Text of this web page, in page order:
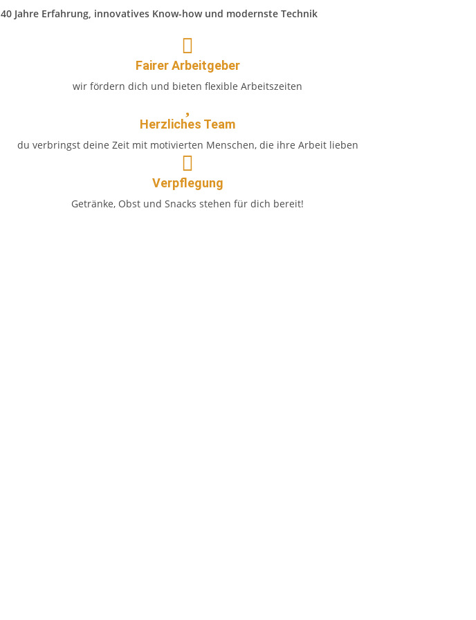
40 Jahre Erfahrung, innovatives Know-how und modernste Technik
Fairer Arbeitgeber
wir fördern dich und bieten flexible Arbeitszeiten
Herzliches Team
du verbringst deine Zeit mit motivierten Menschen, die ihre Arbeit lieben
Verpflegung
Getränke, Obst und Snacks stehen für dich bereit!